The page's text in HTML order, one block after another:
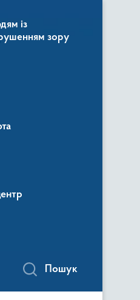
із
зору
Пошук